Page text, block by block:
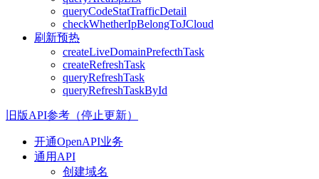
queryCodeStatTrafficDetail
checkWhetherIpBelongToJCloud
刷新预热
createLiveDomainPrefecthTask
createRefreshTask
queryRefreshTask
queryRefreshTaskById
旧版API参考（停止更新）
开通OpenAPI业务
通用API
创建域名